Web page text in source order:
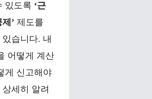
있도록 ‘근
’ 제도를
습니다. 내
어떻게 계산
게 신고해야
세히 알려